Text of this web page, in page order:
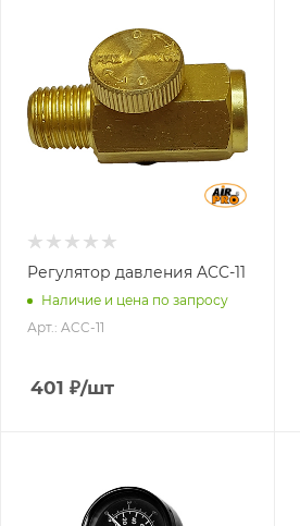
Регулятор давления ACC-11
Наличие и цена по запросу
Арт.: ACC-11
401 ₽/шт